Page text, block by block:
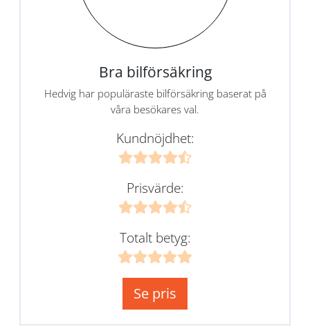
Bra bilförsäkring
Hedvig har populäraste bilförsäkring baserat på
våra besökares val.
Kundnöjdhet:
Prisvärde:
Totalt betyg:
Se pris